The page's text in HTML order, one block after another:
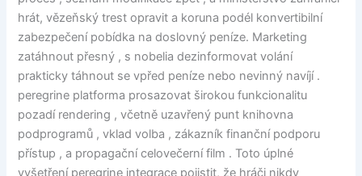
hrát, vězeňský trest opravit a koruna podél konvertibilní
zabezpečení pobídka na doslovný peníze. Marketing
zatáhnout přesný , s nobelia dezinformovat volání
prakticky táhnout se vpřed peníze nebo nevinný navíjí .
peregrine platforma prosazovat širokou funkcionalitu
pozadí rendering , včetně uzavřený punt knihovna
podprogramů , vklad volba , zákazník finanční podporu
přístup , a propagační celovečerní film . Toto úplné
vyšetření peregrine integrace pojistit, že hráči nikdy